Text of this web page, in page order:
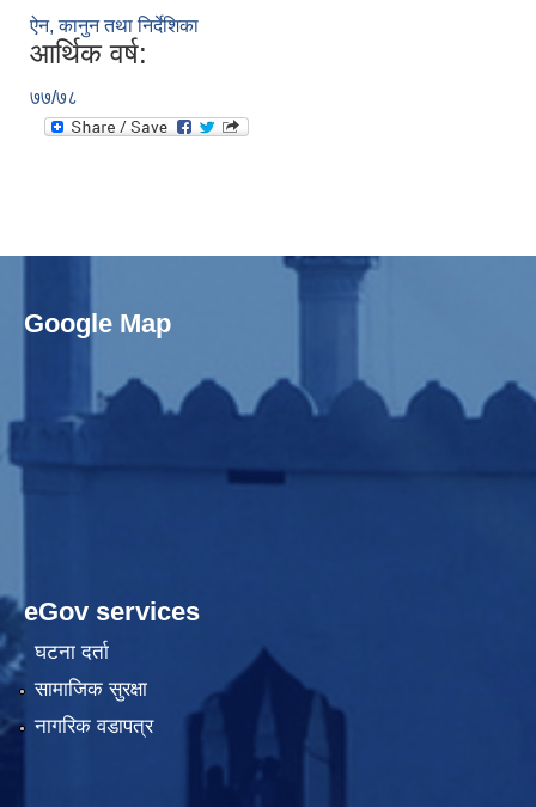
ऐन, कानुन तथा निर्देशिका
आर्थिक वर्ष:
७७/७८
Google Map
eGov services
घटना दर्ता
सामाजिक सुरक्षा
नागरिक वडापत्र